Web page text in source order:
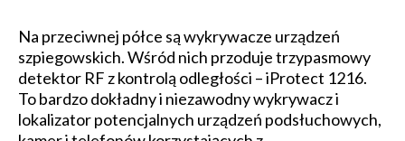
Na przeciwnej półce są wykrywacze urządzeń
szpiegowskich. Wśród nich przoduje trzypasmowy
detektor RF z kontrolą odległości – iProtect 1216.
To bardzo dokładny i niezawodny wykrywacz i
lokalizator potencjalnych urządzeń podsłuchowych,